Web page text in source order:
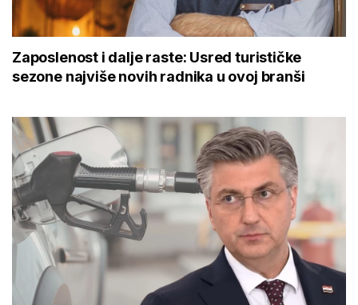
Zaposlenost i dalje raste: Usred turističke
sezone najviše novih radnika u ovoj branši